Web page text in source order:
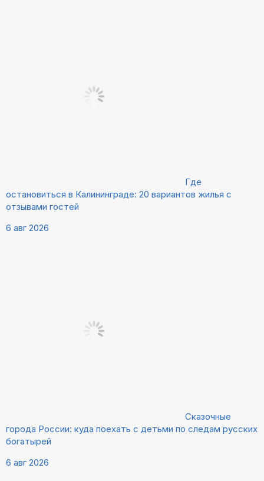
Где
остановиться в Калининграде: 20 вариантов жилья с
отзывами гостей
6 авг 2026
Сказочные
города России: куда поехать с детьми по следам русских
богатырей
6 авг 2026